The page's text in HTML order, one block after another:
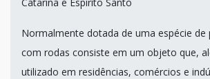
Normalmente dotada de uma espécie de
com rodas consiste em um objeto que,
utilizado em residências, comércios e